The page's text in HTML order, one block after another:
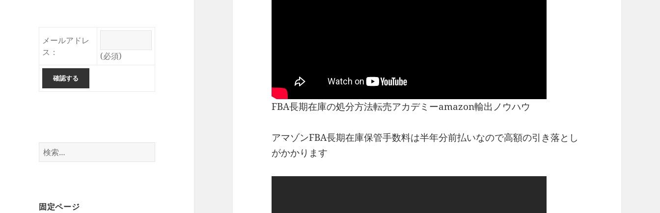
メールアドレ
ス：
(必須)
検
索:
固定ページ
FBA長期在庫の処分方法転売アカデミーamazon輸出ノウハウ
アマゾンFBA長期在庫保管手数料は半年分前払いなので高額の引き落とし
がかかります